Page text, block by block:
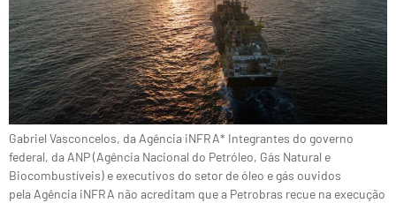
Gabriel Vasconcelos, da Agência iNFRA* Integrantes do governo
federal, da ANP (Agência Nacional do Petróleo, Gás Natural e
Biocombustíveis) e executivos do setor de óleo e gás ouvidos
pela Agência iNFRA não acreditam que a Petrobras recue na execução